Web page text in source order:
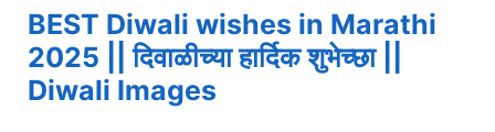
BEST Diwali wishes in Marathi
2025 || दिवाळीच्या हार्दिक शुभेच्छा ||
Diwali Images